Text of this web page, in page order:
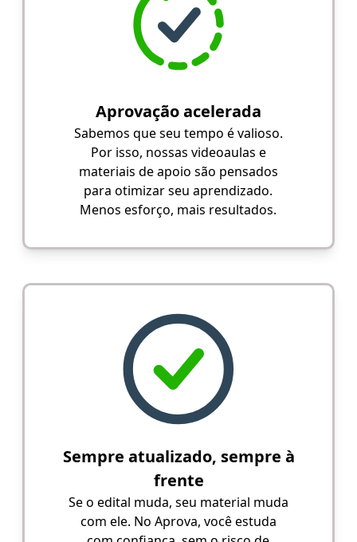
Aprovação acelerada
Sabemos que seu tempo é valioso.
Por isso, nossas videoaulas e
materiais de apoio são pensados
para otimizar seu aprendizado.
Menos esforço, mais resultados.
Sempre atualizado, sempre à
frente
Se o edital muda, seu material muda
com ele. No Aprova, você estuda